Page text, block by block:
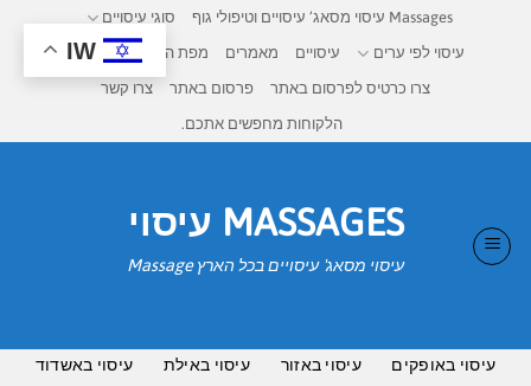
Massages עיסוי מסאג’ עיסויים וטיפולי גוף
סוגי עיסויים
עיסוי לפי ערים
עיסויים מאמרים
מפת העיסויים בישראל
צרו כרטיס לפרסום באתר
פרסום באתר
צרו קשר
הלקוחות מחפשים אתכם.
MASSAGES עיסוי
עיסוי מסאג' עיסויים בכל הארץ Massage
עיסוי באופקים עיסוי באזור עיסוי באילת
עיסוי באשדוד
IW
תמונות
אמיתיות
תמונות
אמיתיות
תמונות
אמיתיות
תמונות
אמיתיות